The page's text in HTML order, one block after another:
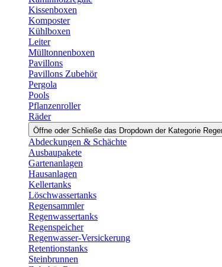
Kissenboxen
Komposter
Kühlboxen
Leiter
Mülltonnenboxen
Pavillons
Pavillons Zubehör
Pergola
Pools
Pflanzenroller
Räder
Öffne oder Schließe das Dropdown der Kategorie
Abdeckungen & Schächte
Ausbaupakete
Gartenanlagen
Hausanlagen
Kellertanks
Löschwassertanks
Regensammler
Regenwassertanks
Regenspeicher
Regenwasser-Versickerung
Retentionstanks
Steinbrunnen